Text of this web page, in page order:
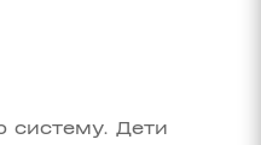
систему. Дети